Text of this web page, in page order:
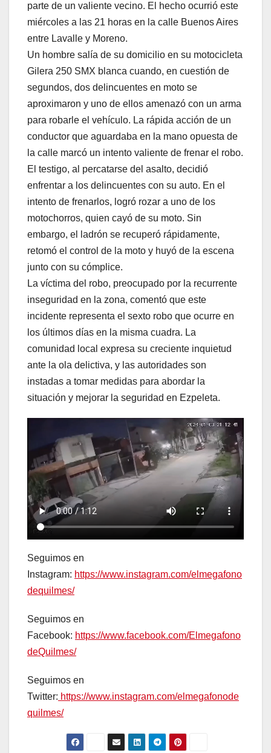
parte de un valiente vecino. El hecho ocurrió este
miércoles a las 21 horas en la calle Buenos Aires
entre Lavalle y Moreno.
Un hombre salía de su domicilio en su motocicleta
Gilera 250 SMX blanca cuando, en cuestión de
segundos, dos delincuentes en moto se
aproximaron y uno de ellos amenazó con un arma
para robarle el vehículo. La rápida acción de un
conductor que aguardaba en la mano opuesta de
la calle marcó un intento valiente de frenar el robo.
El testigo, al percatarse del asalto, decidió
enfrentar a los delincuentes con su auto. En el
intento de frenarlos, logró rozar a uno de los
motochorros, quien cayó de su moto. Sin
embargo, el ladrón se recuperó rápidamente,
retomó el control de la moto y huyó de la escena
junto con su cómplice.
La víctima del robo, preocupado por la recurrente
inseguridad en la zona, comentó que este
incidente representa el sexto robo que ocurre en
los últimos días en la misma cuadra. La
comunidad local expresa su creciente inquietud
ante la ola delictiva, y las autoridades son
instadas a tomar medidas para abordar la
situación y mejorar la seguridad en Ezpeleta.
Seguimos en
Instagram: https://www.instagram.com/elmegafono
dequilmes/
Seguimos en
Facebook: https://www.facebook.com/Elmegafono
deQuilmes/
Seguimos en
Twitter: https://www.instagram.com/elmegafonode
quilmes/